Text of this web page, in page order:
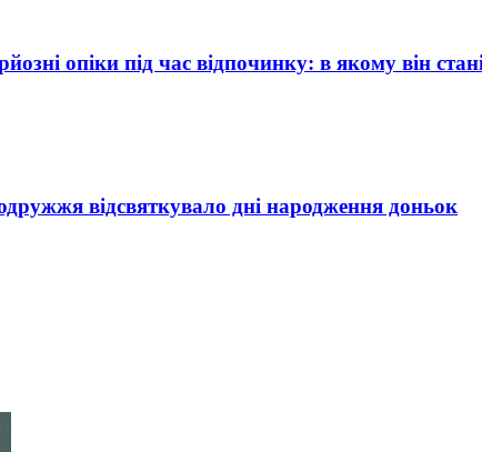
опіки під час відпочинку: в якому він
відсвяткувало дні народження доньок